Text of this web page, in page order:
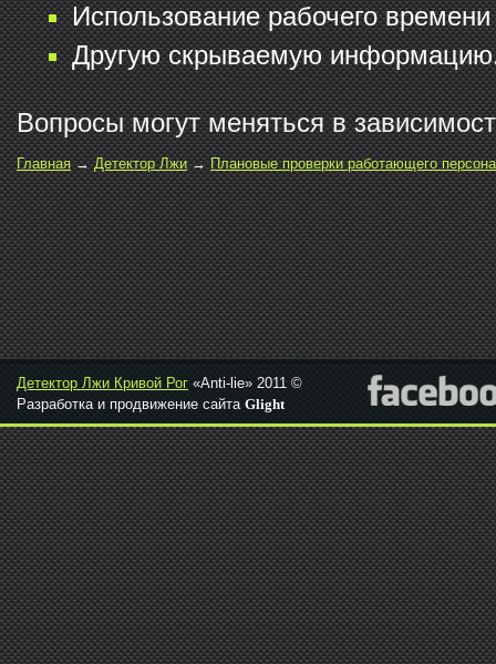
Использование рабочего
Другую скрываемую
Вопросы могут меняться в
Главная→Детектор Лжи→Плановые проверки работающего
Детектор Лжи Кривой Рог «Anti-lie» 2011 ©
Разработка и продвижение сайта Glight